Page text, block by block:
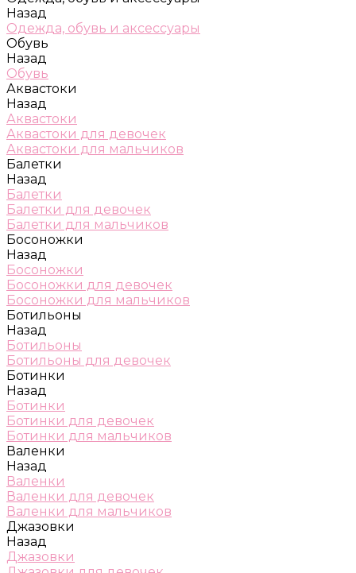
Назад
Одежда, обувь и аксессуары
Обувь
Назад
Обувь
Аквастоки
Назад
Аквастоки
Аквастоки для девочек
Аквастоки для мальчиков
Балетки
Назад
Балетки
Балетки для девочек
Балетки для мальчиков
Босоножки
Назад
Босоножки
Босоножки для девочек
Босоножки для мальчиков
Ботильоны
Назад
Ботильоны
Ботильоны для девочек
Ботинки
Назад
Ботинки
Ботинки для девочек
Ботинки для мальчиков
Валенки
Назад
Валенки
Валенки для девочек
Валенки для мальчиков
Джазовки
Назад
Джазовки